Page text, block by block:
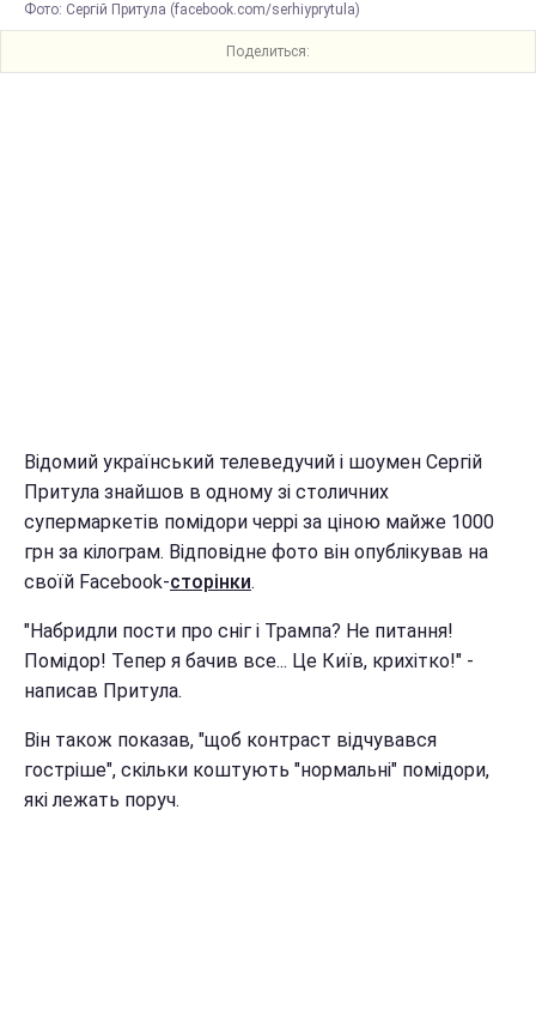
Фото: Сергій Притула (facebook.com/serhiyprytula)
Поделиться:
Відомий український телеведучий і шоумен Сергій
Притула знайшов в одному зі столичних
супермаркетів помідори черрі за ціною майже 1000
грн за кілограм. Відповідне фото він опублікував на
своїй Facebook-сторінки.
"Набридли пости про сніг і Трампа? Не питання!
Помідор! Тепер я бачив все... Це Київ, крихітко!" -
написав Притула.
Він також показав, "щоб контраст відчувався
гостріше", скільки коштують "нормальні" помідори,
які лежать поруч.